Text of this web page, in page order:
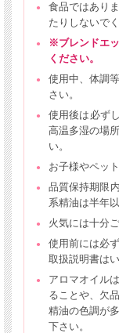
食品ではあり
たりしないでく
※ブレンドエ
ください。
使用中、体調
さい。
使用後は必ず
高温多湿の場
い。
お子様やペッ
品質保持期限
系精油は半年
火気には十分
使用前には必
取扱説明書は
アロマオイル
ることや、欠
精油の色調が
下さい。